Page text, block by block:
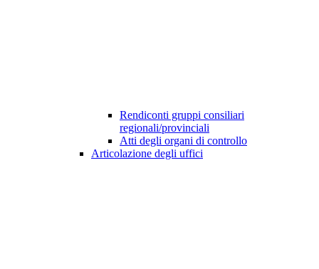
Rendiconti gruppi consiliari
regionali/provinciali
Atti degli organi di controllo
Articolazione degli uffici